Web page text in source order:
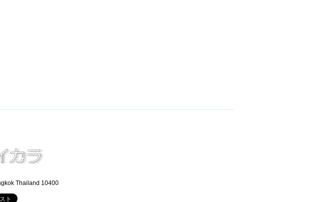
Thailand 10400